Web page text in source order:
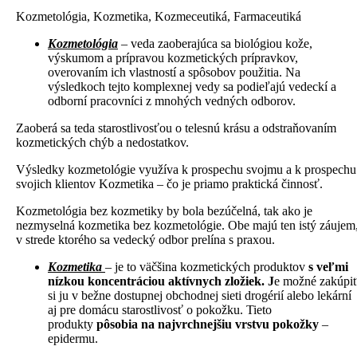
Kozmetológia, Kozmetika, Kozmeceutiká, Farmaceutiká
Kozmetológia – veda zaoberajúca sa biológiou kože,
výskumom a prípravou kozmetických prípravkov,
overovaním ich vlastností a spôsobov použitia. Na
výsledkoch tejto komplexnej vedy sa podieľajú vedeckí a
odborní pracovníci z mnohých vedných odborov.
Zaoberá sa teda starostlivosťou o telesnú krásu a odstraňovaním
kozmetických chýb a nedostatkov.
Výsledky kozmetológie využíva k prospechu svojmu a k prospechu
svojich klientov Kozmetika – čo je priamo praktická činnosť.
Kozmetológia bez kozmetiky by bola bezúčelná, tak ako je
nezmyselná kozmetika bez kozmetológie. Obe majú ten istý
v strede ktorého sa vedecký odbor prelína s praxou.
Kozmetika – je to väčšina kozmetických produktov s veľmi
nízkou koncentráciou aktívnych zložiek. Je možné
si ju v bežne dostupnej obchodnej sieti drogérií alebo lekární
aj pre domácu starostlivosť o pokožku. Tieto
produkty pôsobia na najvrchnejšiu vrstvu pokožky –
epidermu.